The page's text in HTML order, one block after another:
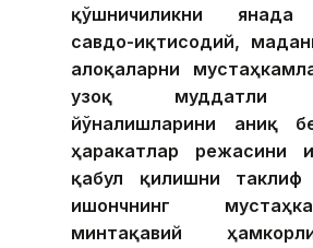
қўшничиликни янада
савдо-иқтисодий,
алоқаларни
узоқ муддатли
йўналишларини аниқ
ҳаракатлар режасини
қабул қилишни таклиф
ишончнинг
минтақавий